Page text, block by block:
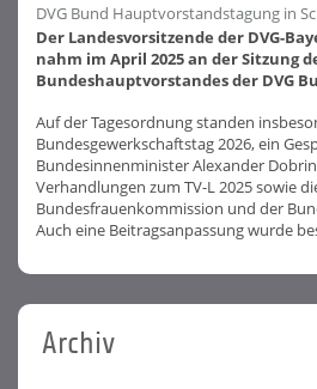
DVG Bund Hauptvorstandstagung in
Der Landesvorsitzende der DVG-
nahm im April 2025 an der Sitzung
Bundeshauptvorstandes der DVG
Auf der Tagesordnung standen
Bundesgewerkschaftstag 2026, ein
Bundesinnenminister Alexander
Verhandlungen zum TV-L 2025 sowie
Bundesfrauenkommission und der
Auch eine Beitragsanpassung wurde
Archiv